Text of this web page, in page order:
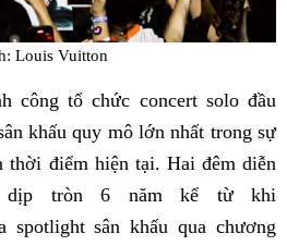
Louis Vuitton
công tổ chức concert solo đầu
khấu quy mô lớn nhất trong sự
thời điểm hiện tại. Hai đêm diễn
dịp tròn 6 năm kể từ khi
sân khấu qua chương